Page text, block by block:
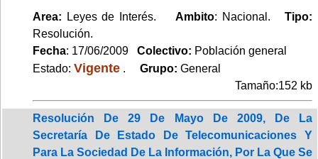
Area: Leyes de Interés.Ambito: Nacional.Tipo:
Resolución.
Fecha: 17/06/2009 Colectivo: Población general
Estado: Vigente . Grupo: General
Tamaño:152 kb
Resolución De 29 De Mayo De 2009, De La
Secretaría De Estado De Telecomunicaciones Y
Para La Sociedad De La Información, Por La Que Se